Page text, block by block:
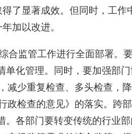
了显著成效。但同时，工作
加以改进。
合监管工作进行全面部署。
单化管理。同时，要加强部
少重复检查、多头检查，降
政检查的意见》的落实。跨
各部门要转变传统的行业部